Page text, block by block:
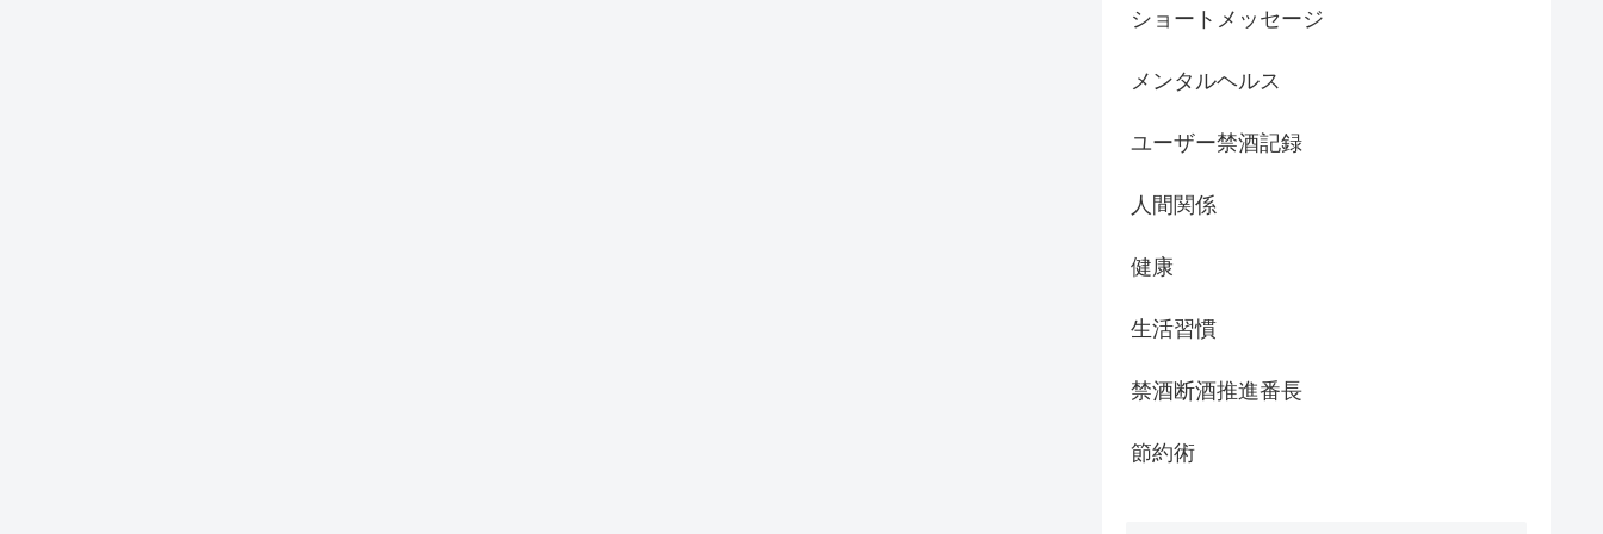
ショートメッセージ
メンタルヘルス
ユーザー禁酒記録
人間関係
健康
生活習慣
禁酒断酒推進番長
節約術